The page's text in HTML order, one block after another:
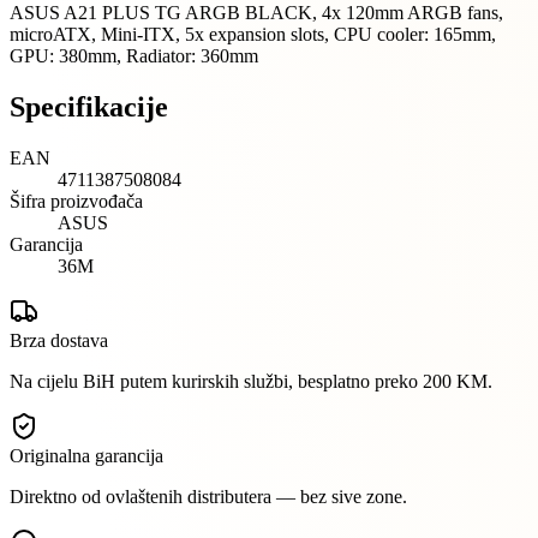
ASUS A21 PLUS TG ARGB BLACK, 4x 120mm ARGB fans,
microATX, Mini-ITX, 5x expansion slots, CPU cooler: 165mm,
GPU: 380mm, Radiator: 360mm
Specifikacije
EAN
4711387508084
Šifra proizvođača
ASUS
Garancija
36M
Brza dostava
Na cijelu BiH putem kurirskih službi, besplatno preko 200 KM.
Originalna garancija
Direktno od ovlaštenih distributera — bez sive zone.